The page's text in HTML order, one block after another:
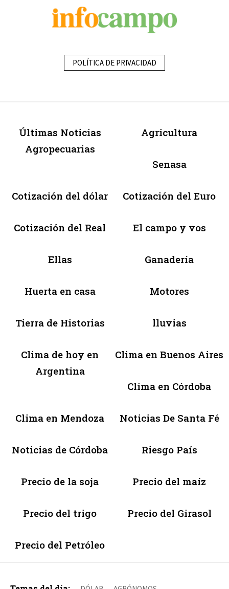
POLÍTICA DE PRIVACIDAD
Últimas Noticias
Agropecuarias
Agricultura
Senasa
Cotización del dólar Cotización del Euro
Cotización del Real El campo y vos
Ellas Ganadería
Huerta en casa Motores
Tierra de Historias lluvias
Clima de hoy en
Argentina
Clima en Buenos Aires
Clima en Córdoba
Clima en Mendoza Noticias De Santa Fé
Noticias de Córdoba Riesgo País
Precio de la soja Precio del maíz
Precio del trigo Precio del Girasol
Precio del Petróleo